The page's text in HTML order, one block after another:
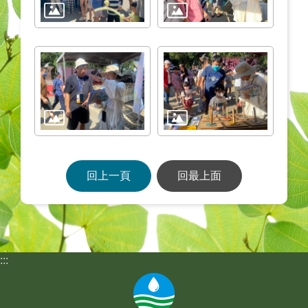
回上一頁 回最上面
:::